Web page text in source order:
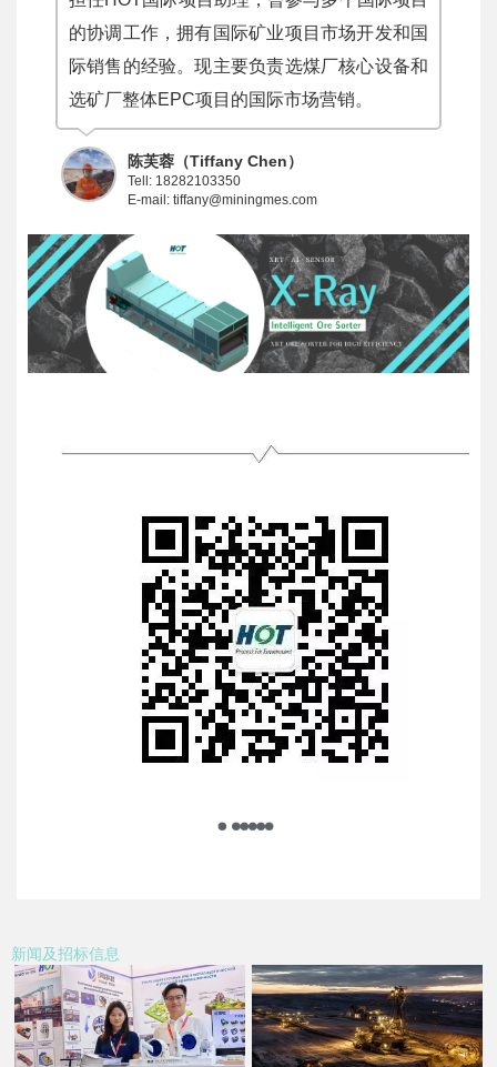
的协调工作，拥有国际矿业项目市场开发和国
际销售的经验。现主要负责选煤厂核心设备和
选矿厂整体EPC项目的国际市场营销。
陈芙蓉（Tiffany Chen）
Tell: 18282103350
E-mail: tiffany@miningmes.com
新闻及招标信息